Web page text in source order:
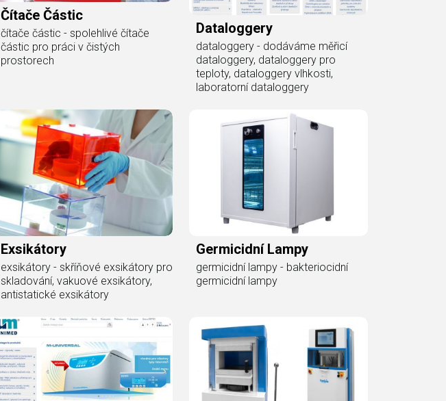
Čítače Částic
čítače částic - spolehlivé čítače
částic pro práci v čistých
prostorech
Dataloggery
dataloggery - dodáváme měřicí
dataloggery, dataloggery pro
teploty, dataloggery vlhkosti,
laboratorní dataloggery
Exsikátory
exsikátory - skříňové exsikátory pro
skladování, vakuové exsikátory,
antistatické exsikátory
Germicidní Lampy
germicidní lampy - bakteriocidní
germicidní lampy